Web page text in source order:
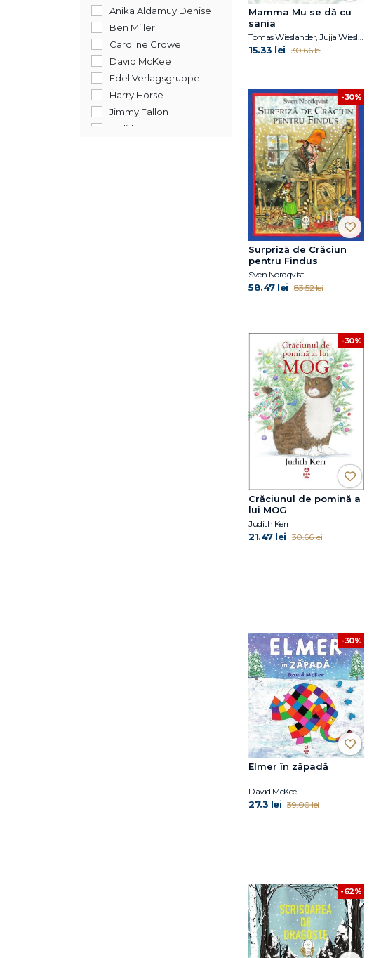
Anika Aldamuy Denise
Ben Miller
Caroline Crowe
David McKee
Edel Verlagsgruppe
Harry Horse
Jimmy Fallon
Judith Kerr
Mamma Mu se dă cu
sania
15.33 lei 30.66 lei
-30%
Surpriză de Crăciun
pentru Findus
Sven Nordqvist
58.47 lei 83.52 lei
-30%
Crăciunul de pomină a
lui MOG
Judith Kerr
21.47 lei 30.66 lei
-30%
Elmer în zăpadă
David McKee
27.3 lei 39.00 lei
-62%